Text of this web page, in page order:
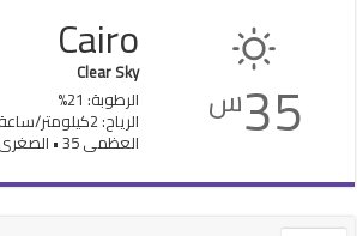
35س
Cairo
Clear Sky
الرطوبة: 21%
الرياح: 2كيلومتر/ساعة ج.ج.غ
العظمى 35 • الصغرى 35